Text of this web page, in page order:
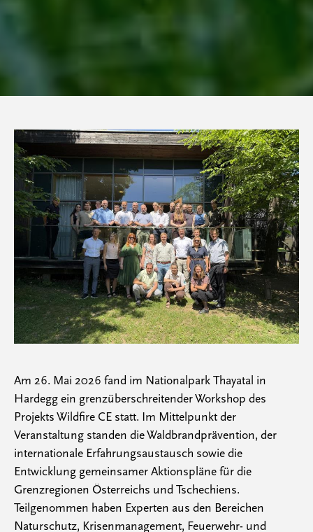
Am 26. Mai 2026 fand im Nationalpark Thayatal in
Hardegg ein grenzüberschreitender Workshop des
Projekts Wildfire CE statt. Im Mittelpunkt der
Veranstaltung standen die Waldbrandprävention, der
internationale Erfahrungsaustausch sowie die
Entwicklung gemeinsamer Aktionspläne für die
Grenzregionen Österreichs und Tschechiens.
Teilgenommen haben Experten aus den Bereichen
Naturschutz, Krisenmanagement, Feuerwehr- und